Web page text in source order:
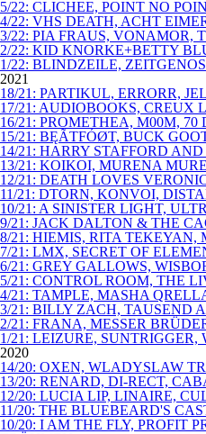
5/22: CLICHEE, POINT NO
4/22: VHS DEATH, ACHT
3/22: PIA FRAUS, VONAMOR,
2/22: KID KNORKE+BETTY
1/22: BLINDZEILE,
2021
18/21: PARTIKUL, ERRORR,
17/21: AUDIOBOOKS, CREUX
16/21: PROMETHEA, M00M,
15/21: BĘÃTFÓØT, BUCK
14/21: HARRY STAFFORD
13/21: KOIKOI, MURENA
12/21: DEATH LOVES
11/21: DTORN, KONVOI,
10/21: A SINISTER LIGHT,
9/21: JACK DALTON & THE
8/21: HIEMIS, RITA TEKEYAN,
7/21: LMX, SECRET OF
6/21: GREY GALLOWS,
5/21: CONTROL ROOM, THE
4/21: TAMPLE, MASHA
3/21: BILLY ZACH, TAUSEND
2/21: FRANA, MESSER
1/21: LEIZURE,
2020
14/20: OXEN, WLADYSLAW
13/20: RENARD, DI-RECT,
12/20: LUCIA LIP, LINAIRE,
11/20: THE BLUEBEARD'S
10/20: I AM THE FLY, PROFIT